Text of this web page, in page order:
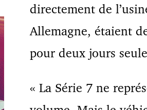
directement de
Allemagne, étaient
pour deux jours
« La Série 7 ne